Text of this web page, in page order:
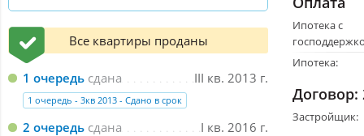
Все квартиры проданы
III кв. 2013 г.
1 очередь сдана
1 очередь - 3кв 2013 - Сдано в срок
I кв. 2016 г.
2 очередь сдана
Ипотека с
Ипотека:
Договор:
Застройщик: